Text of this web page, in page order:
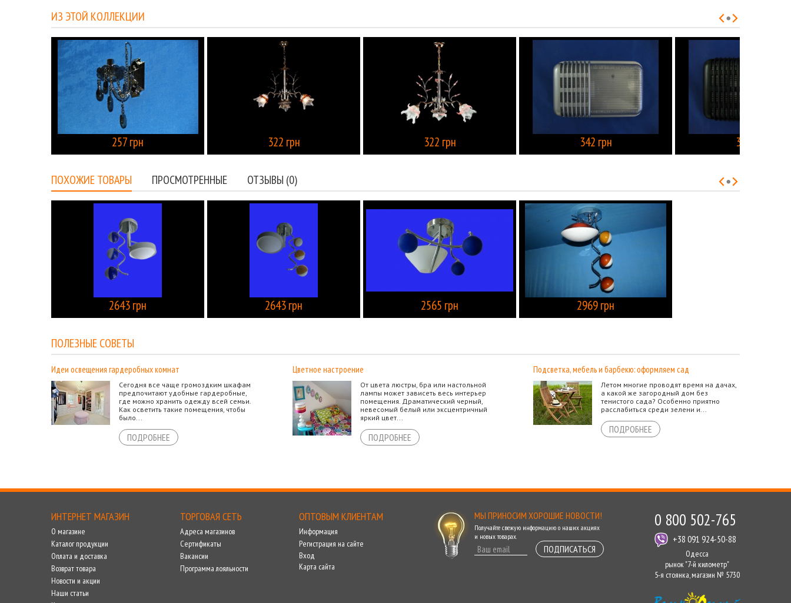
ИЗ ЭТОЙ КОЛЛЕКЦИИ
257 грн 322 грн 322 грн 342 грн 342 грн
ПОХОЖИЕ ТОВАРЫ ПРОСМОТРЕННЫЕ ОТЗЫВЫ (0)
2643 грн 2643 грн 2565 грн 2969 грн
ПОЛЕЗНЫЕ СОВЕТЫ
Идеи освещения гардеробных комнат
Сегодня все чаще громоздким шкафам
предпочитают удобные гардеробные,
где можно хранить одежду всей семьи.
Как осветить такие помещения, чтобы
было...
ПОДРОБНЕЕ
Цветное настроение
От цвета люстры, бра или настольной
лампы может зависеть весь интерьер
помещения. Драматический черный,
невесомый белый или эксцентричный
яркий цвет...
ПОДРОБНЕЕ
Подсветка, мебель и барбекю: оформляем сад
Летом многие проводят время на дачах,
а какой же загородный дом без
тенистого сада? Особенно приятно
расслабиться среди зелени и...
ПОДРОБНЕЕ
ИНТЕРНЕТ МАГАЗИН
О магазине
Каталог продукции
Оплата и доставка
Возврат товара
Новости и акции
Наши статьи
ТОРГОВАЯ СЕТЬ
Адреса магазинов
Сертификаты
Вакансии
Программа лояльности
ОПТОВЫМ КЛИЕНТАМ
Информация
Регистрация на сайте
Вход
Карта сайта
МЫ ПРИНОСИМ ХОРОШИЕ НОВОСТИ!
Получайте свежую информацию о наших акциях
и новых товарах.
ПОДПИСАТЬСЯ
0 800 502-765
+38 091 924-50-88
Одесса
рынок "7-й километр"
5-я стоянка, магазин № 5730